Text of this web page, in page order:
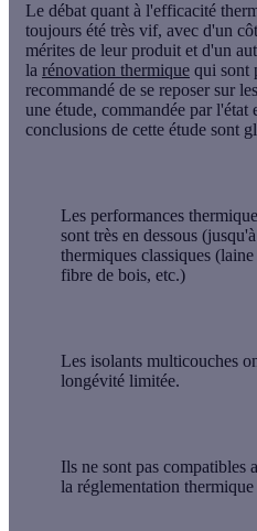
Le débat quant à l'efficacité
toujours été très vif, avec d'un
mérites de leur produit et d'un
la rénovation thermique qui sont
recommandé de se reposer sur
une étude, commandée par l'état
conclusions de cette étude sont
Les performances
sont très en dessous
thermiques classiques
fibre de bois, etc.)
Les isolants multicouches
longévité limitée.
Ils ne sont pas compatibles
la réglementation